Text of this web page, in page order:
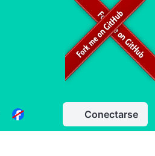
Conectarse